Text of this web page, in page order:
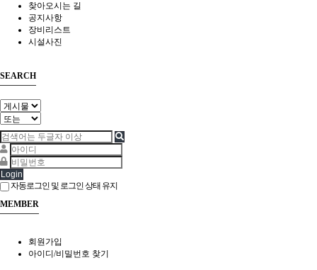
찾아오시는 길
공지사항
장비리스트
시설사진
SEARCH
Login
자동로그인 및 로그인 상태 유지
MEMBER
회원가입
아이디/비밀번호 찾기